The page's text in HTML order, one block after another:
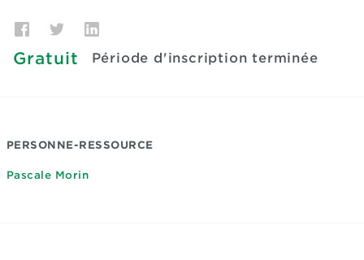
Gratuit Période d'inscription terminée
PERSONNE-RESSOURCE
Pascale Morin